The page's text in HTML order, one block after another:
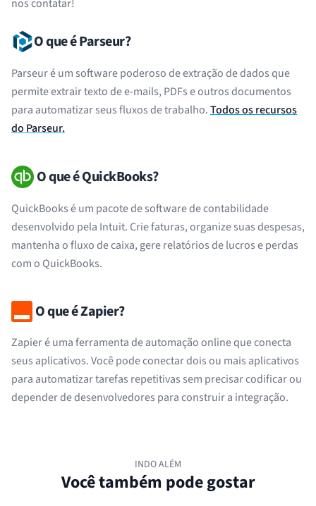
nos contatar!
O que é Parseur?
Parseur é um software poderoso de extração de dados que
permite extrair texto de e-mails, PDFs e outros documentos
para automatizar seus fluxos de trabalho.Todos os recursos
do Parseur.
O que é QuickBooks?
QuickBooks é um pacote de software de contabilidade
desenvolvido pela Intuit. Crie faturas, organize suas despesas,
mantenha o fluxo de caixa, gere relatórios de lucros e perdas
com o QuickBooks.
O que é Zapier?
Zapier é uma ferramenta de automação online que conecta
seus aplicativos. Você pode conectar dois ou mais aplicativos
para automatizar tarefas repetitivas sem precisar codificar ou
depender de desenvolvedores para construir a integração.
INDO ALÉM
Você também pode gostar